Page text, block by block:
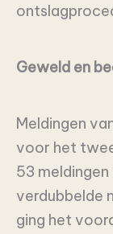
Geweld en
Meldingen
voor het
53
verdubbelde
ging het